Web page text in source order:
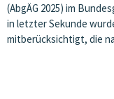
(AbgÄG 2025) im
in letzter Sekunde
mitberücksichtigt, die